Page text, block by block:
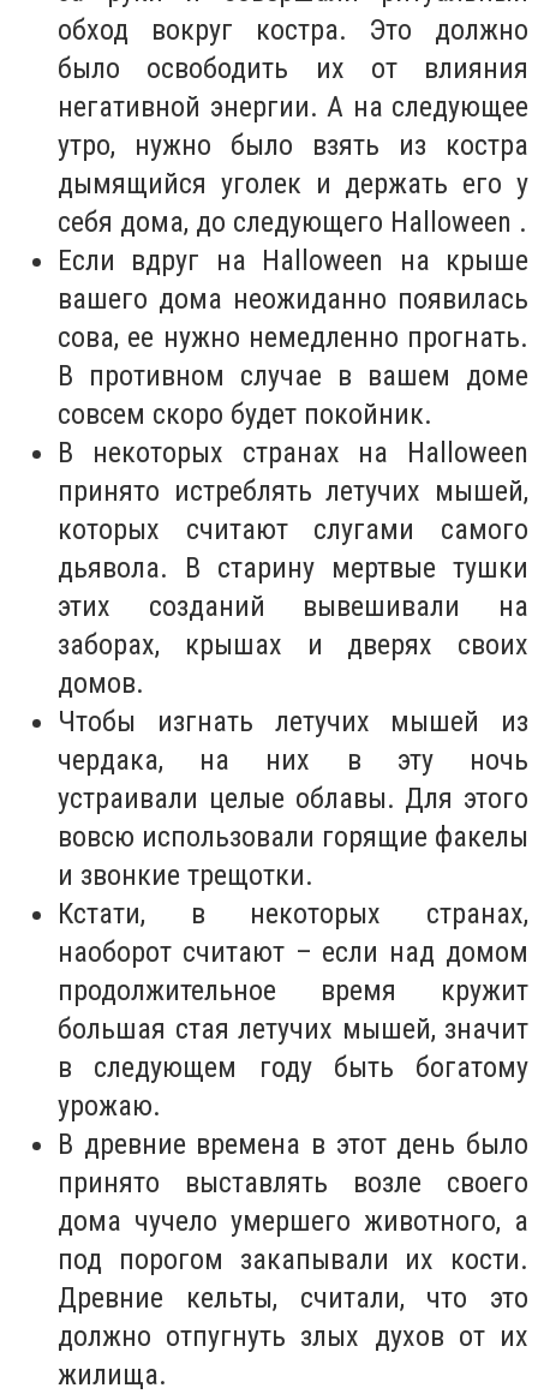
обход вокруг костра. Это должно
было освободить их от влияния
негативной энергии. А на следующее
утро, нужно было взять из костра
дымящийся уголек и держать его у
себя дома, до следующего Halloween .
Если вдруг на Halloween на крыше
вашего дома неожиданно появилась
сова, ее нужно немедленно прогнать.
В противном случае в вашем доме
совсем скоро будет покойник.
В некоторых странах на Halloween
принято истреблять летучих мышей,
которых считают слугами самого
дьявола. В старину мертвые тушки
этих созданий вывешивали на
заборах, крышах и дверях своих
домов.
Чтобы изгнать летучих мышей из
чердака, на них в эту ночь
устраивали целые облавы. Для этого
вовсю использовали горящие факелы
и звонкие трещотки.
Кстати, в некоторых странах,
наоборот считают – если над домом
продолжительное время кружит
большая стая летучих мышей, значит
в следующем году быть богатому
урожаю.
В древние времена в этот день было
принято выставлять возле своего
дома чучело умершего животного, а
под порогом закапывали их кости.
Древние кельты, считали, что это
должно отпугнуть злых духов от их
жилища.